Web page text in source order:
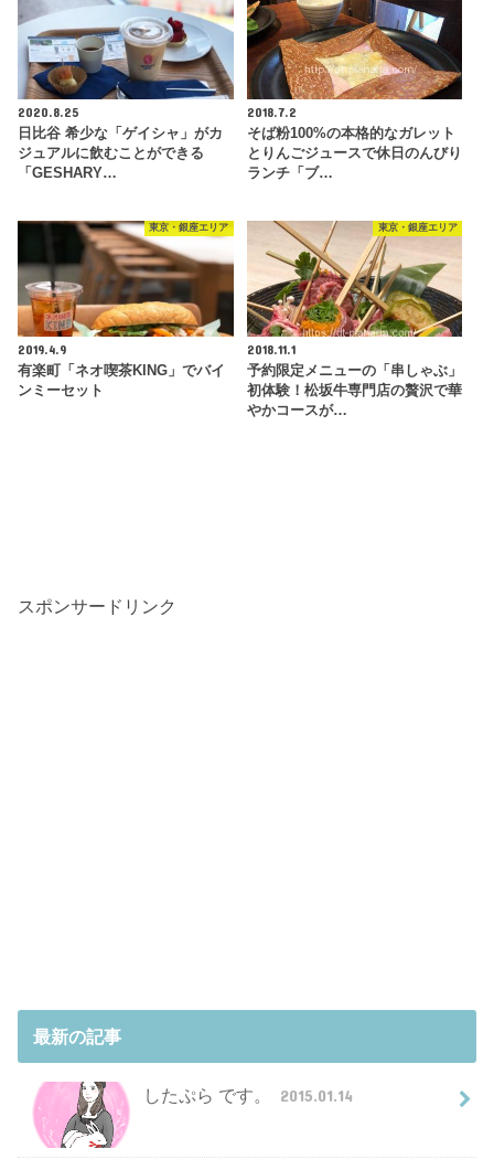
2020.8.25
日比谷 希少な「ゲイシャ」がカ
ジュアルに飲むことができる
「GESHARY…
2018.7.2
そば粉100%の本格的なガレット
とりんごジュースで休日のんびり
ランチ「ブ…
東京・銀座エリア
2019.4.9
有楽町「ネオ喫茶KING」でバイ
ンミーセット
東京・銀座エリア
2018.11.1
予約限定メニューの「串しゃぶ」
初体験！松坂牛専門店の贅沢で華
やかコースが…
スポンサードリンク
最新の記事
したぷら です。 2015.01.14